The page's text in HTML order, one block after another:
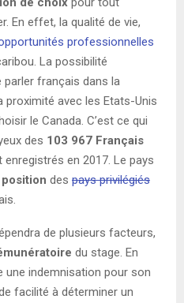
En effet, la qualité de vie,
professionnelles
La possibilité
parler français dans la
proximité avec les Etats-Unis
le Canada. C’est ce qui
des 103 967 Français
en 2017. Le pays
des pays privilégiés
de plusieurs facteurs,
du stage. En
indemnisation pour son
facilité à déterminer un